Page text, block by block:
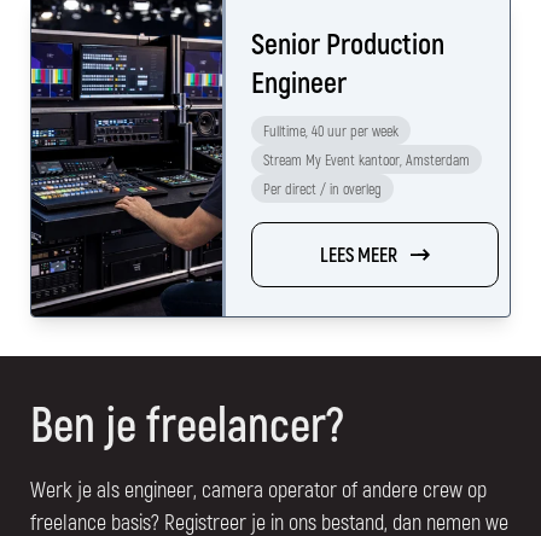
Senior Production
Engineer
Fulltime, 40 uur per week
Stream My Event kantoor, Amsterdam
Per direct / in overleg
LEES MEER
Ben je freelancer?
Werk je als engineer, camera operator of andere crew op
freelance basis? Registreer je in ons bestand, dan nemen we